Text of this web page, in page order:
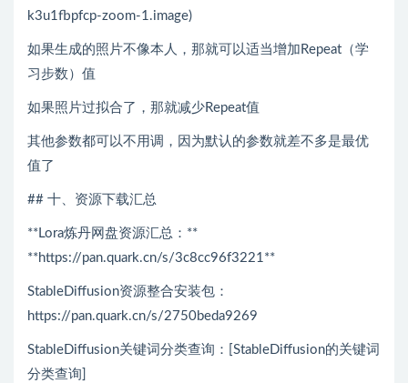
k3u1fbpfcp-zoom-1.image)
如果生成的照片不像本人，那就可以适当增加Repeat（学
习步数）值
如果照片过拟合了，那就减少Repeat值
其他参数都可以不用调，因为默认的参数就差不多是最优
值了
## 十、资源下载汇总
**Lora炼丹网盘资源汇总：**
**https://pan.quark.cn/s/3c8cc96f3221**
StableDiffusion资源整合安装包：
https://pan.quark.cn/s/2750beda9269
StableDiffusion关键词分类查询：[StableDiffusion的关键词
分类查询]